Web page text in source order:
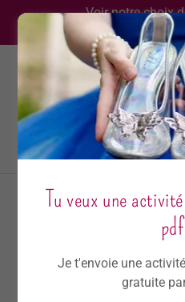
Voir notre choix
438-
Blog
d'enfants et du
océan d'idées créatives,
Tu veux une
Je t'envoie une
gratuite